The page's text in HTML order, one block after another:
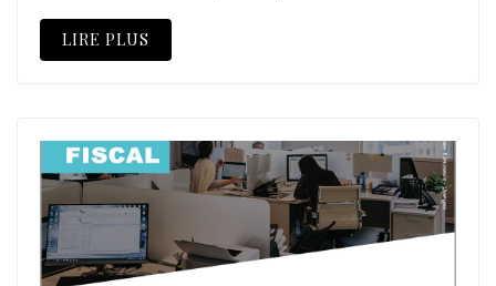
LIRE PLUS